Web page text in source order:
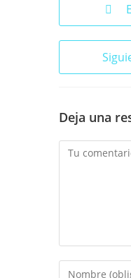
Deja una
Comentario
Introduce